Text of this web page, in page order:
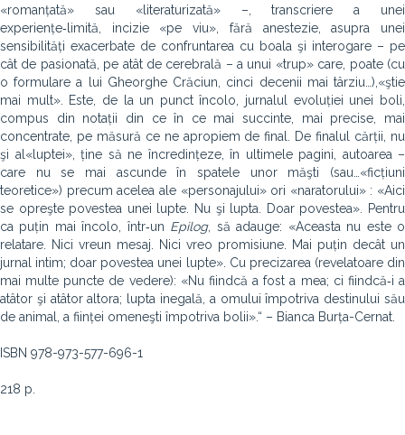
«romanțată» sau «lite­raturizată» –, transcriere a unei
experiențe‑limită, incizie «pe viu», fără anestezie, asupra unei
sensibilități exacerbate de confruntarea cu boala şi interogare – pe
cât de pasionată, pe atât de cerebrală – a unui «trup» care, poate (cu
o formulare a lui Gheorghe Crăciun, cinci decenii mai târziu…),«ştie
mai mult». Este, de la un punct încolo, jurnalul evoluției unei boli,
compus din notații din ce în ce mai succinte, mai precise, mai
concentrate, pe măsură ce ne apro­piem de final. De finalul cărții, nu
şi al«luptei», ține să ne încre­dințeze, în ultimele pagini, autoarea –
care nu se mai ascunde în spatele unor măşti (sau…«ficțiuni
teoretice») precum acelea ale «personajului» ori «naratorului» : «Aici
se opreşte povestea unei lupte. Nu şi lupta. Doar povestea». Pentru
ca puțin mai încolo, într‑un Epilog, să adauge: «Aceasta nu este o
relatare. Nici vreun mesaj. Nici vreo promisiune. Mai puțin decât un
jurnal intim; doar povestea unei lupte». Cu precizarea (revelatoare din
mai multe puncte de vedere): «Nu fiindcă a fost a mea; ci fiindcă‑i a
atâtor şi atâtor alto­ra; lupta inegală, a omului împotriva destinului său
de animal, a ființei omeneşti împotriva bolii».“ – Bianca Burța-Cernat.
ISBN 978-973-577-696-1
218 p.